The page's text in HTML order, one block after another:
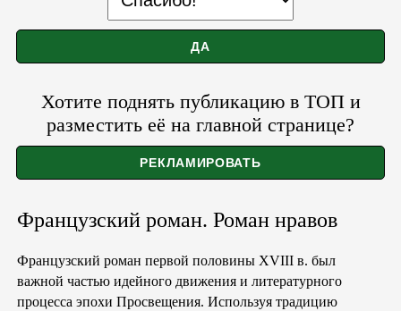
Хотите поднять публикацию в ТОП и
разместить её на главной странице?
Французский роман. Роман нравов
Французский роман первой половины XVIII в. был
важной частью идейного движения и литературного
процесса эпохи Просвещения. Используя традицию